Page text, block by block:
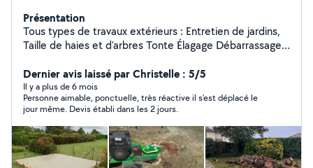
Présentation
Tous types de travaux extérieurs : Entretien de jardins,
Taille de haies et d'arbres Tonte Élagage Débarrassage
disponible 7j/7j. Devis gratuit sur demande, n'hésitez pas
à me contacter pour toutes demandes Contactez moi
de préférence au 06/20/94/78/34
Dernier avis laissé par Christelle : 5/5
Il y a plus de 6 mois
Personne aimable, ponctuelle, très réactive il s'est déplacé le
jour même. Devis établi dans les 2 jours.